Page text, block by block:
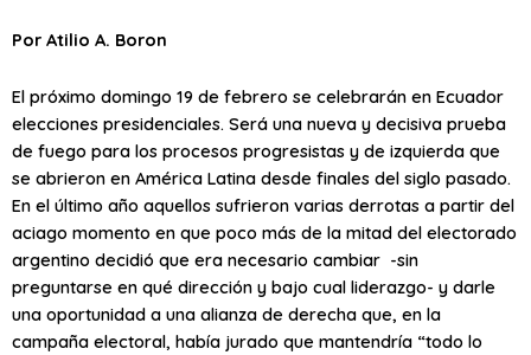
Por Atilio A. Boron
El próximo domingo 19 de febrero se celebrarán en Ecuador
elecciones presidenciales. Será una nueva y decisiva prueba
de fuego para los procesos progresistas y de izquierda que
se abrieron en América Latina desde finales del siglo pasado.
En el último año aquellos sufrieron varias derrotas a partir del
aciago momento en que poco más de la mitad del electorado
argentino decidió que era necesario cambiar -sin
preguntarse en qué dirección y bajo cual liderazgo- y darle
una oportunidad a una alianza de derecha que, en la
campaña electoral, había jurado que mantendría “todo lo